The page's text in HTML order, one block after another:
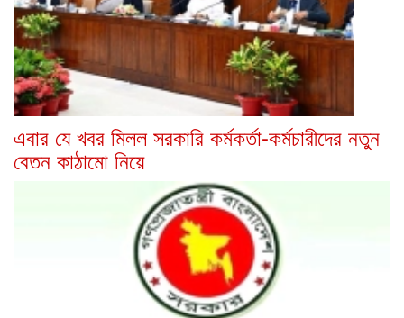
এবার যে খবর মিলল সরকারি কর্মকর্তা-কর্মচারীদের নতুন
বেতন কাঠামো নিয়ে